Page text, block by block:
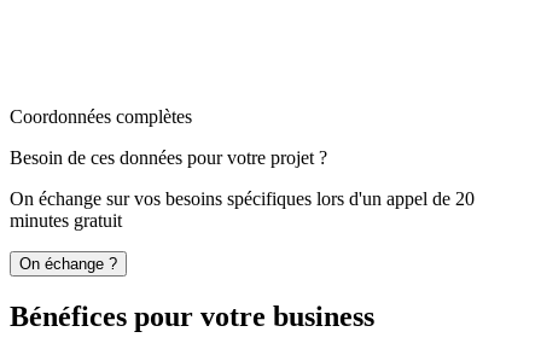
Coordonnées complètes
Besoin de ces données pour votre projet ?
On échange sur vos besoins spécifiques lors d'un appel de 20
minutes gratuit
On échange ?
Bénéfices pour votre business